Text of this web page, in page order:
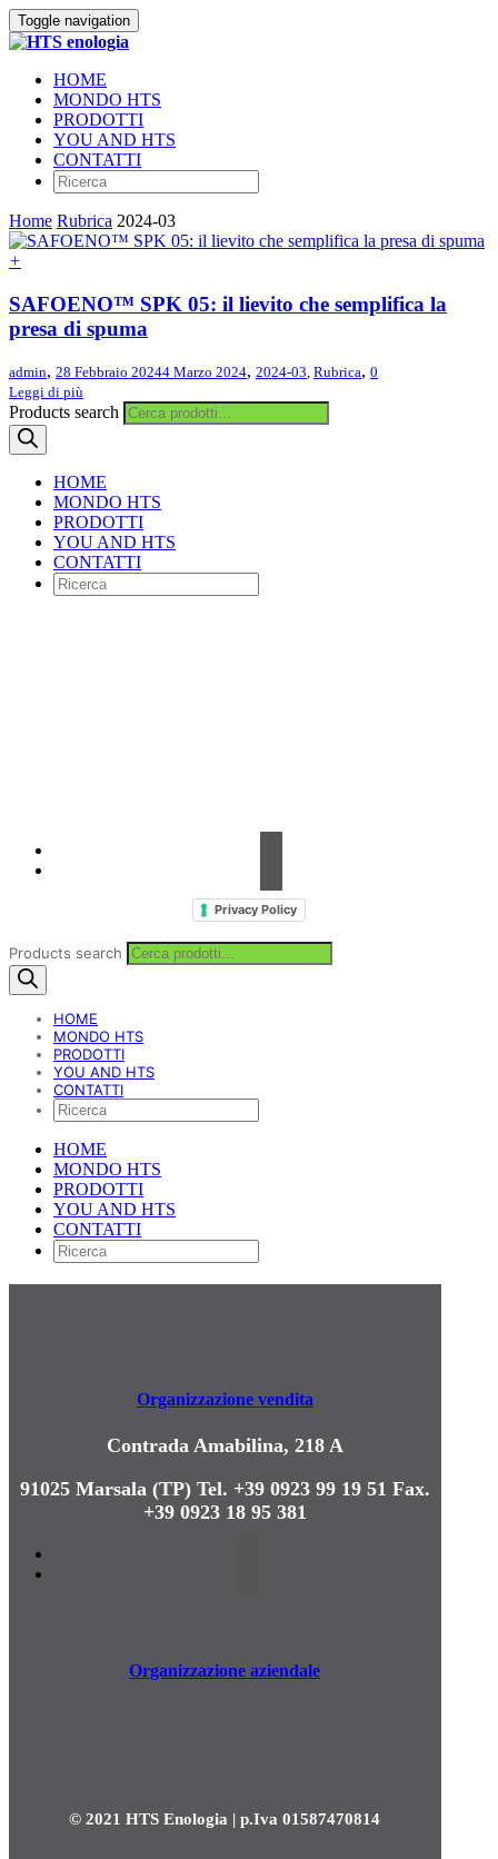
Toggle navigation
HOME
MONDO HTS
PRODOTTI
YOU AND HTS
CONTATTI
Home Rubrica 2024-03
+
SAFOENO™ SPK 05: il lievito che semplifica la
presa di spuma
admin, 28 Febbraio 20244 Marzo 2024, 2024-03, Rubrica, 0
Leggi di più
Products search
HOME
MONDO HTS
PRODOTTI
YOU AND HTS
CONTATTI
Privacy Policy
Products search
HOME
MONDO HTS
PRODOTTI
YOU AND HTS
CONTATTI
HOME
MONDO HTS
PRODOTTI
YOU AND HTS
CONTATTI
Organizzazione vendita
Contrada Amabilina, 218 A
91025 Marsala (TP)Tel. +39 0923 99 19 51 Fax.
+39 0923 18 95 381
Organizzazione aziendale
© 2021 HTS Enologia | p.Iva 01587470814